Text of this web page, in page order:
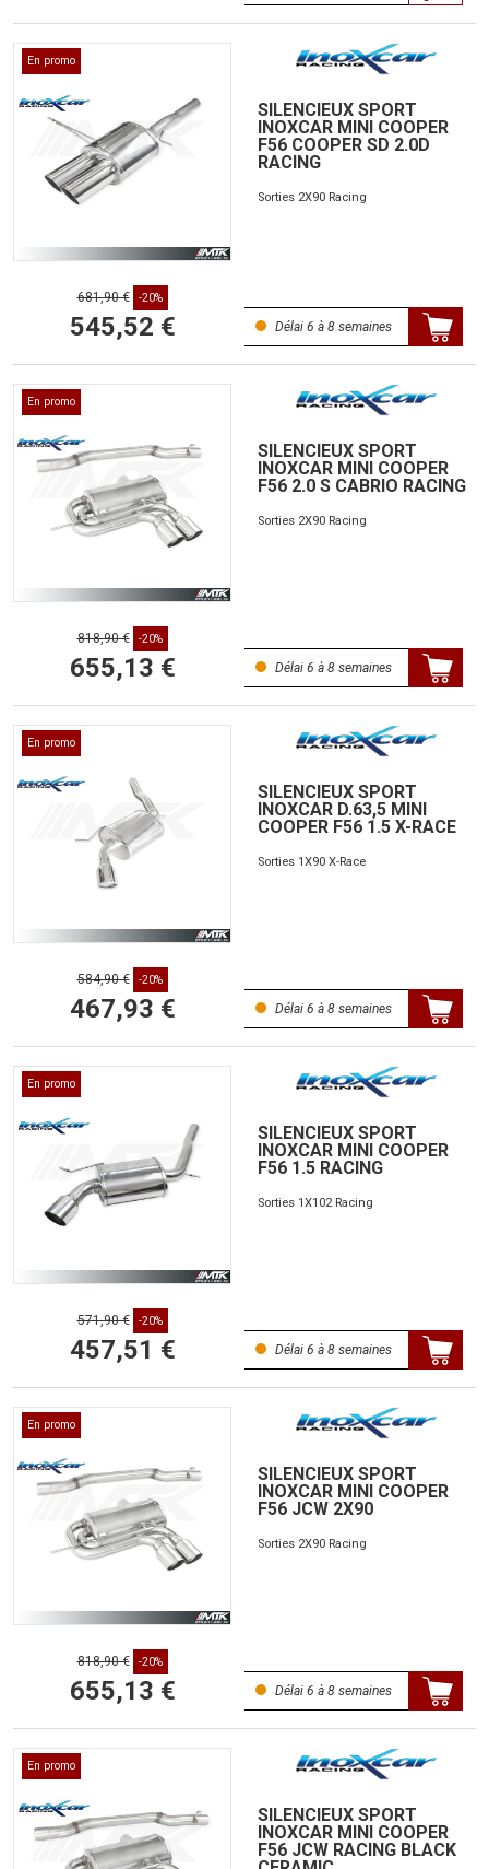
En promo
SILENCIEUX SPORT
INOXCAR MINI COOPER
F56 COOPER SD 2.0D
RACING
Sorties 2X90 Racing
681,90 € -20%
545,52 € Délai 6 à 8 semaines
En promo
SILENCIEUX SPORT
INOXCAR MINI COOPER
F56 2.0 S CABRIO RACING
Sorties 2X90 Racing
818,90 € -20%
655,13 € Délai 6 à 8 semaines
En promo
SILENCIEUX SPORT
INOXCAR D.63,5 MINI
COOPER F56 1.5 X-RACE
Sorties 1X90 X-Race
584,90 € -20%
467,93 € Délai 6 à 8 semaines
En promo
SILENCIEUX SPORT
INOXCAR MINI COOPER
F56 1.5 RACING
Sorties 1X102 Racing
571,90 € -20%
457,51 € Délai 6 à 8 semaines
En promo
SILENCIEUX SPORT
INOXCAR MINI COOPER
F56 JCW 2X90
Sorties 2X90 Racing
818,90 € -20%
655,13 € Délai 6 à 8 semaines
En promo
SILENCIEUX SPORT
INOXCAR MINI COOPER
F56 JCW RACING BLACK